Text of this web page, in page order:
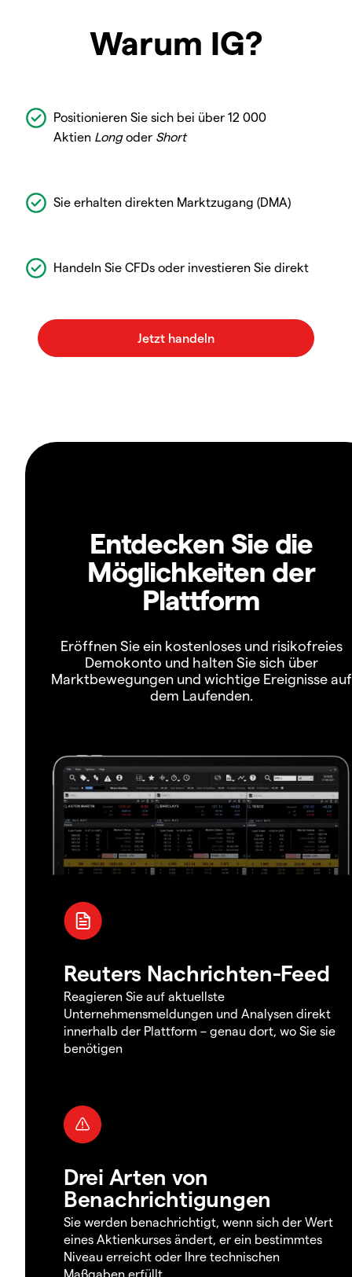
Warum IG?
Positionieren Sie sich bei über 12 000
Aktien Longoder Short
Sie erhalten direkten Marktzugang (DMA)
Handeln Sie CFDs oder investieren Sie direkt
Entdecken Sie die
Möglichkeiten der
Plattform
Eröffnen Sie ein kostenloses und risikofreies
Demokonto und halten Sie sich über
Marktbewegungen und wichtige Ereignisse auf
dem Laufenden.
Reuters Nachrichten-Feed
Reagieren Sie auf aktuellste
Unternehmensmeldungen und Analysen direkt
innerhalb der Plattform – genau dort, wo Sie sie
benötigen
Drei Arten von
Benachrichtigungen
Sie werden benachrichtigt, wenn sich der Wert
eines Aktienkurses ändert, er ein bestimmtes
Niveau erreicht oder Ihre technischen
Maßgaben erfüllt